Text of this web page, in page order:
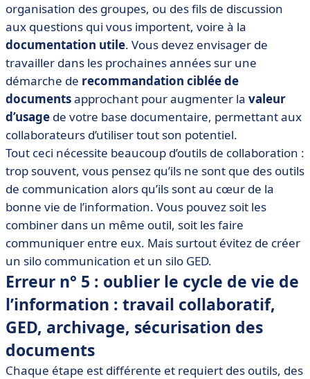
organisation des groupes, ou des fils de discussion
aux questions qui vous importent, voire à la
documentation utile. Vous devez envisager de
travailler dans les prochaines années sur une
démarche de recommandation ciblée de
documentsapprochant pour augmenter la valeur
d’usage de votre base documentaire, permettant aux
collaborateurs d’utiliser tout son potentiel.
Tout ceci nécessite beaucoup d’outils de collaboration :
trop souvent, vous pensez qu’ils ne sont que des outils
de communication alors qu’ils sont au cœur de la
bonne vie de l’information. Vous pouvez soit les
combiner dans un même outil, soit les faire
communiquer entre eux. Mais surtout évitez de créer
un silo communication et un silo GED.
Erreur n° 5 : oublier le cycle de vie de
l’information : travail collaboratif,
GED, archivage, sécurisation des
documents
Chaque étape est différente et requiert des outils, des